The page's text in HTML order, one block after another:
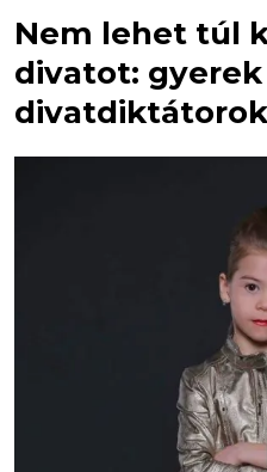
Nem lehet túl
divatot: gyerek
divatdiktátorok